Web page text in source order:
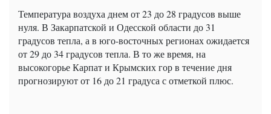
Температура воздуха днем ​​от 23 до 28 градусов выше
нуля. В Закарпатской и Одесской области до 31
градусов тепла, а в юго-восточных регионах ожидается
от 29 до 34 градусов тепла. В то же время, на
высокогорье Карпат и Крымских гор в течение дня
прогнозируют от 16 до 21 градуса с отметкой плюс.